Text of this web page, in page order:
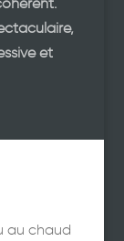
et
au chaud